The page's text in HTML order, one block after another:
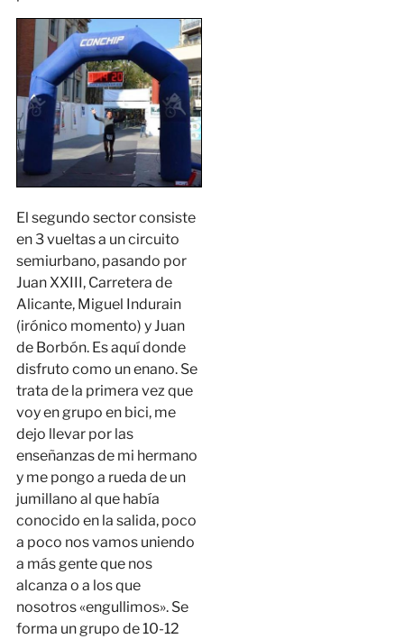
El segundo sector consiste
en 3 vueltas a un circuito
semiurbano, pasando por
Juan XXIII, Carretera de
Alicante, Miguel Indurain
(irónico momento) y Juan
de Borbón. Es aquí donde
disfruto como un enano. Se
trata de la primera vez que
voy en grupo en bici, me
dejo llevar por las
enseñanzas de mi hermano
y me pongo a rueda de un
jumillano al que había
conocido en la salida, poco
a poco nos vamos uniendo
a más gente que nos
alcanza o a los que
nosotros «engullimos». Se
forma un grupo de 10-12